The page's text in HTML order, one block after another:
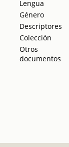
Lengua
Género
Descriptores
Colección
Otros
documentos